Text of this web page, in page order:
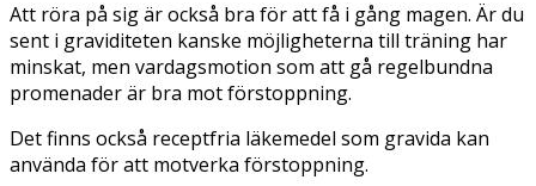
Att röra på sig är också bra för att få i gång magen. Är du
sent i graviditeten kanske möjligheterna till träning har
minskat, men vardagsmotion som att gå regelbundna
promenader är bra mot förstoppning.
Det finns också receptfria läkemedel som gravida kan
använda för att motverka förstoppning.